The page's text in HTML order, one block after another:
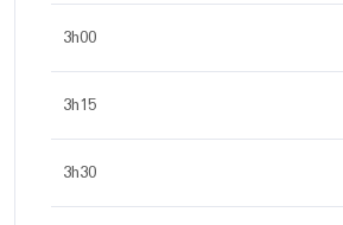
3h00
3h15
3h30